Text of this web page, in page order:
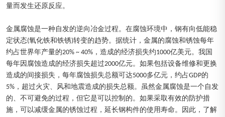
量而发生还原反应。
金属腐蚀是一种自发的逆向冶金过程。在腐蚀环境中，钢有向低能稳
定状态(氧化铁和铁锈)转变的趋势。据统计，金属的腐蚀和锈蚀每年
约占世界年产量的20% ~ 40%，造成的经济损失约1000亿美元。我国
每年因腐蚀造成的经济损失超过2000亿元。如果包括设备维修和更换
造成的间接损失，每年腐蚀损失总额可达5000多亿元，约占GDP的
5%，超过火灾、风和地震造成的损失总额。虽然金属腐蚀是一个自发
的、不可避免的过程，但它是可以控制的。如果采取有效的防护措
施，可以减缓金属的锈蚀过程，延长钢构件的使用寿命。因此，了解